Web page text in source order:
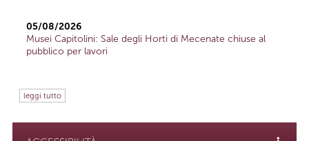
05/08/2026
Musei Capitolini: Sale degli Horti di Mecenate chiuse al
pubblico per lavori
leggi tutto